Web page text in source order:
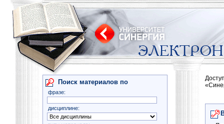
Поиск материалов по
фразе:
дисциплине: